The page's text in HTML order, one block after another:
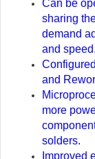
Can be
sharing
demand
and speed.
and
more
solders.
Improved